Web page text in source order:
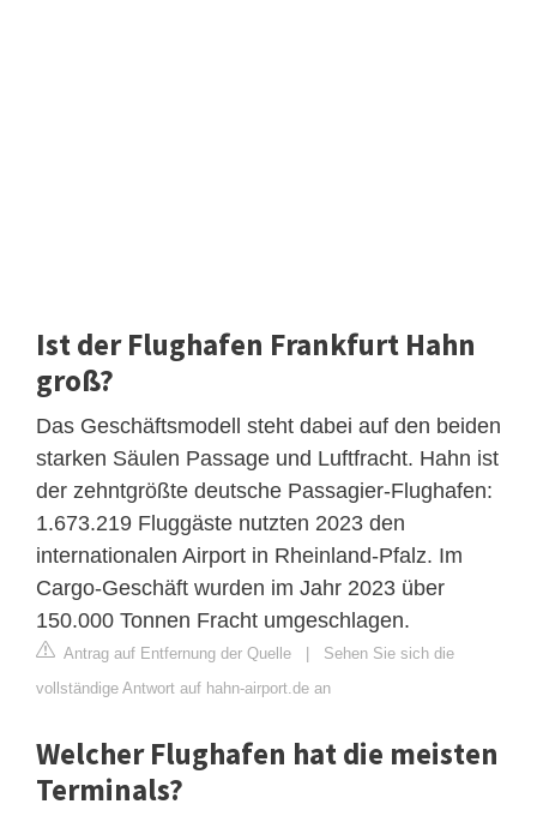
Ist der Flughafen Frankfurt Hahn
groß?
Das Geschäftsmodell steht dabei auf den beiden
starken Säulen Passage und Luftfracht. Hahn ist
der zehntgrößte deutsche Passagier-Flughafen:
1.673.219 Fluggäste nutzten 2023 den
internationalen Airport in Rheinland-Pfalz. Im
Cargo-Geschäft wurden im Jahr 2023 über
150.000 Tonnen Fracht umgeschlagen.
Antrag auf Entfernung der Quelle
Sehen Sie sich die
vollständige Antwort auf hahn-airport.de an
Welcher Flughafen hat die meisten
Terminals?